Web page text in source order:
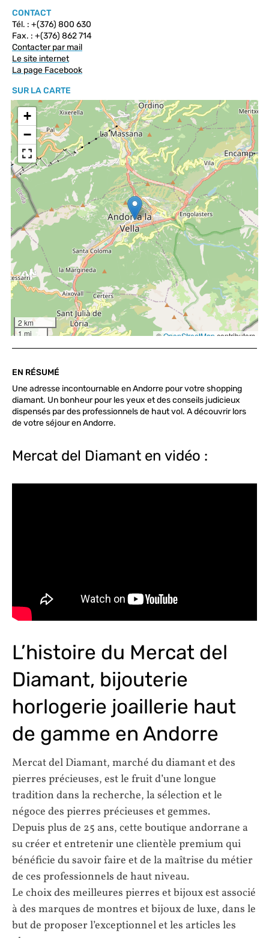
L’histoire du Mercat del
Diamant, bijouterie
horlogerie joaillerie haut
de gamme en Andorre
Mercat del Diamant, marché du diamant et des
pierres précieuses, est le fruit d’une longue
tradition dans la recherche, la sélection et le
négoce des pierres précieuses et gemmes.
Depuis plus de 25 ans, cette boutique andorrane a
su créer et entretenir une clientèle premium qui
bénéficie du savoir faire et de la maîtrise du métier
de ces professionnels de haut niveau.
Le choix des meilleures pierres et bijoux est associé
à des marques de montres et bijoux de luxe, dans le
but de proposer l’exceptionnel et les articles les
CONTACT
Tél. : +(376) 800 630
Fax. : +(376) 862 714
Contacter par mail
Le site internet
La page Facebook
SUR LA CARTE
EN RÉSUMÉ
Une adresse incontournable en Andorre pour votre shopping
diamant. Un bonheur pour les yeux et des conseils judicieux
dispensés par des professionnels de haut vol. A découvrir lors
de votre séjour en Andorre.
Mercat del Diamant en vidéo :